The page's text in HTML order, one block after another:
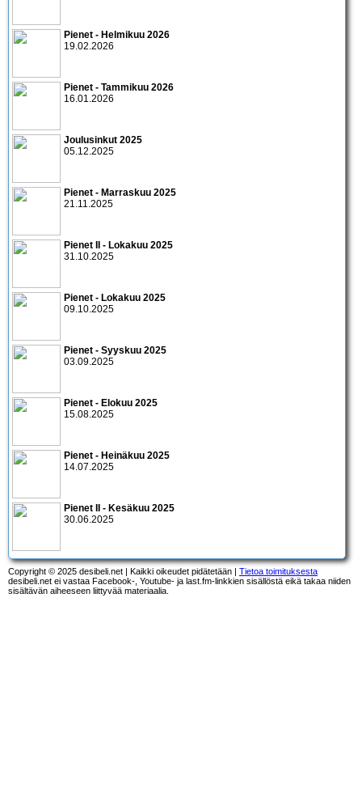
Pienet - Helmikuu 2026
19.02.2026
Pienet - Tammikuu 2026
16.01.2026
Joulusinkut 2025
05.12.2025
Pienet - Marraskuu 2025
21.11.2025
Pienet II - Lokakuu 2025
31.10.2025
Pienet - Lokakuu 2025
09.10.2025
Pienet - Syyskuu 2025
03.09.2025
Pienet - Elokuu 2025
15.08.2025
Pienet - Heinäkuu 2025
14.07.2025
Pienet II - Kesäkuu 2025
30.06.2025
Copyright © 2025 desibeli.net | Kaikki oikeudet pidätetään | Tietoa toimituksesta
desibeli.net ei vastaa Facebook-, Youtube- ja last.fm-linkkien sisällöstä eikä takaa niiden
sisältävän aiheeseen liittyvää materiaalia.